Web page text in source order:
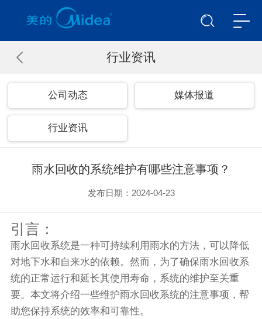
行业资讯
公司动态 媒体报道
行业资讯
雨水回收的系统维护有哪些注意事项？
发布日期：2024-04-23
引言：
雨水回收系统是一种可持续利用雨水的方法，可以降低
对地下水和自来水的依赖。然而，为了确保雨水回收系
统的正常运行和延长其使用寿命，系统的维护至关重
要。本文将介绍一些维护雨水回收系统的注意事项，帮
助您保持系统的效率和可靠性。